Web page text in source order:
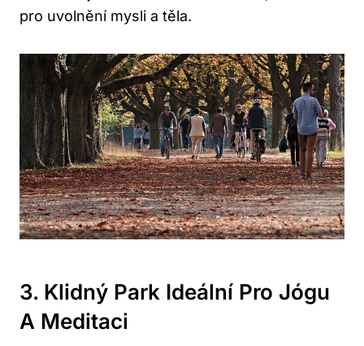
pro uvolnění mysli a těla.
3.⁢ Klidný⁤ Park‍ Ideální Pro Jógu
A⁢ Meditaci